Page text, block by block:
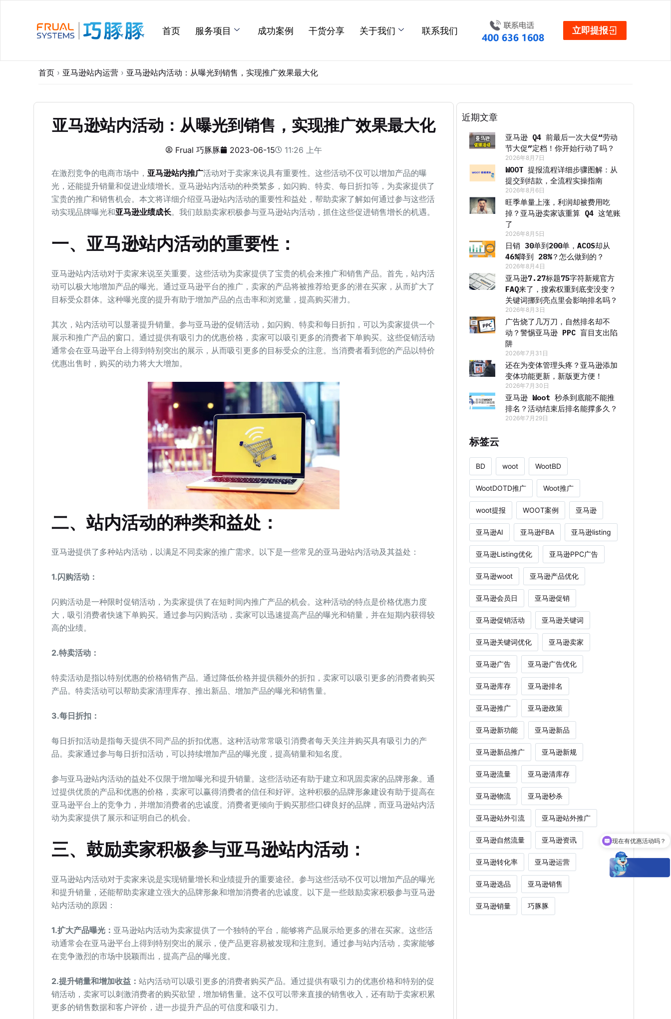
首页 服务项目 成功案例 干货分享 关于我们 联系我们 立即提报
首页 › 亚马逊站内运营 › 亚马逊站内活动：从曝光到销售，实现推广效果最大化
亚马逊站内活动：从曝光到销售，实现推广效果最大化
Frual 巧豚豚 2023-06-15 11:26 上午
在激烈竞争的电商市场中， 亚马逊站内推广活动对于卖家来说具有重要性。这些活动不仅可以增加产品的曝
光，还能提升销量和促进业绩增长。亚马逊站内活动的种类繁多，如闪购、特卖、每日折扣等，为卖家提供了
宝贵的推广和销售机会。本文将详细介绍亚马逊站内活动的重要性和益处，帮助卖家了解如何通过参与这些活
动实现品牌曝光和亚马逊业绩成长。我们鼓励卖家积极参与亚马逊站内活动，抓住这些促进销售增长的机遇。
一、亚马逊站内活动的重要性：
亚马逊站内活动对于卖家来说至关重要。这些活动为卖家提供了宝贵的机会来推广和销售产品。首先，站内活
动可以极大地增加产品的曝光。通过亚马逊平台的推广，卖家的产品将被推荐给更多的潜在买家，从而扩大了
目标受众群体。这种曝光度的提升有助于增加产品的点击率和浏览量，提高购买潜力。
其次，站内活动可以显著提升销量。参与亚马逊的促销活动，如闪购、特卖和每日折扣，可以为卖家提供一个
展示和推广产品的窗口。通过提供有吸引力的优惠价格，卖家可以吸引更多的消费者下单购买。这些促销活动
通常会在亚马逊平台上得到特别突出的展示，从而吸引更多的目标受众的注意。当消费者看到您的产品以特价
优惠出售时，购买的动力将大大增加。
二、站内活动的种类和益处：
亚马逊提供了多种站内活动，以满足不同卖家的推广需求。以下是一些常见的亚马逊站内活动及其益处：
1.闪购活动：
闪购活动是一种限时促销活动，为卖家提供了在短时间内推广产品的机会。这种活动的特点是价格优惠力度
大，吸引消费者快速下单购买。通过参与闪购活动，卖家可以迅速提高产品的曝光和销量，并在短期内获得较
高的业绩。
2.特卖活动：
特卖活动是指以特别优惠的价格销售产品。通过降低价格并提供额外的折扣，卖家可以吸引更多的消费者购买
产品。特卖活动可以帮助卖家清理库存、推出新品、增加产品的曝光和销售量。
3.每日折扣：
每日折扣活动是指每天提供不同产品的折扣优惠。这种活动常常吸引消费者每天关注并购买具有吸引力的产
品。卖家通过参与每日折扣活动，可以持续增加产品的曝光度，提高销量和知名度。
参与亚马逊站内活动的益处不仅限于增加曝光和提升销量。这些活动还有助于建立和巩固卖家的品牌形象。通
过提供优质的产品和优惠的价格，卖家可以赢得消费者的信任和好评。这种积极的品牌形象建设有助于提高在
亚马逊平台上的竞争力，并增加消费者的忠诚度。消费者更倾向于购买那些口碑良好的品牌，而亚马逊站内活
动为卖家提供了展示和证明自己的机会。
三、鼓励卖家积极参与亚马逊站内活动：
亚马逊站内活动对于卖家来说是实现销量增长和业绩提升的重要途径。参与这些活动不仅可以增加产品的曝光
和提升销量，还能帮助卖家建立强大的品牌形象和增加消费者的忠诚度。以下是一些鼓励卖家积极参与亚马逊
站内活动的原因：
1.扩大产品曝光： 亚马逊站内活动为卖家提供了一个独特的平台，能够将产品展示给更多的潜在买家。这些活
动通常会在亚马逊平台上得到特别突出的展示，使产品更容易被发现和注意到。通过参与站内活动，卖家能够
在竞争激烈的市场中脱颖而出，提高产品的曝光度。
2.提升销量和增加收益： 站内活动可以吸引更多的消费者购买产品。通过提供有吸引力的优惠价格和特别的促
销活动，卖家可以刺激消费者的购买欲望，增加销售量。这不仅可以带来直接的销售收入，还有助于卖家积累
更多的销售数据和客户评价，进一步提升产品的可信度和吸引力。
近期文章
亚马逊 Q4 前最后一次大促“劳动
节大促”定档！你开始行动了吗？
2026年8月7日
WOOT 提报流程详细步骤图解：从
提交到结款，全流程实操指南
2026年8月6日
旺季单量上涨，利润却被费用吃
掉？亚马逊卖家该重算 Q4 这笔账
了
2026年8月5日
日销 30单到200单，ACOS却从
46%降到 28%？怎么做到的？
2026年8月4日
亚马逊7.27标题75字符新规官方
FAQ来了，搜索权重到底变没变？
关键词挪到亮点里会影响排名吗？
2026年8月3日
广告烧了几万刀，自然排名却不
动？警惕亚马逊 PPC 盲目支出陷
阱
2026年7月31日
还在为变体管理头疼？亚马逊添加
变体功能更新，新版更方便！
2026年7月30日
亚马逊 Woot 秒杀到底能不能推
排名？活动结束后排名能撑多久？
2026年7月29日
标签云
BD woot WootBD
WootDOTD推广 Woot推广
woot提报 WOOT案例 亚马逊
亚马逊AI 亚马逊FBA 亚马逊listing
亚马逊Listing优化 亚马逊PPC广告
亚马逊woot 亚马逊产品优化
亚马逊会员日 亚马逊促销
亚马逊促销活动 亚马逊关键词
亚马逊关键词优化 亚马逊卖家
亚马逊广告 亚马逊广告优化
亚马逊库存 亚马逊排名
亚马逊推广 亚马逊政策
亚马逊新功能 亚马逊新品
亚马逊新品推广 亚马逊新规
亚马逊流量 亚马逊清库存
亚马逊物流 亚马逊秒杀
亚马逊站外引流 亚马逊站外推广
亚马逊自然流量 亚马逊资讯
亚马逊转化率 亚马逊运营
亚马逊选品 亚马逊销售
亚马逊销量 巧豚豚
Woot能为卖家解决什么痛点？